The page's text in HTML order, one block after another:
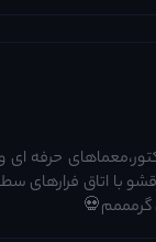
حرفه
با اتاق
گرمممم💀